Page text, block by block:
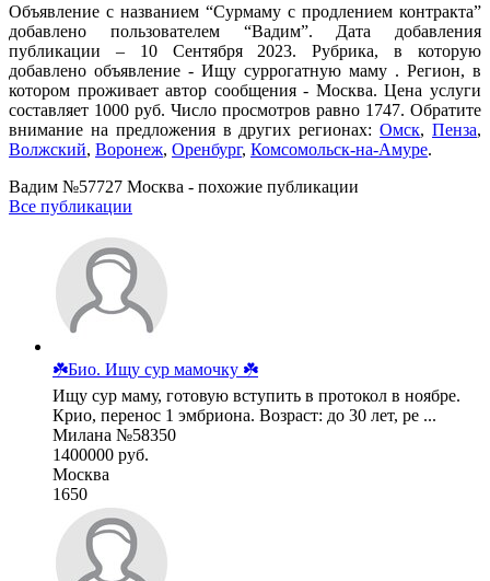
Объявление с названием “Сурмаму с продлением контракта”
добавлено пользователем “Вадим”. Дата добавления
публикации – 10 Сентября 2023. Рубрика, в которую
добавлено объявление - Ищу суррогатную маму . Регион, в
котором проживает автор сообщения - Москва. Цена услуги
составляет 1000 руб. Число просмотров равно 1747. Обратите
внимание на предложения в других регионах:Омск,Пенза,
Волжский, Воронеж, Оренбург, Комсомольск-на-Амуре.
Вадим №57727 Москва - похожие публикации
Все публикации
☘️Био. Ищу сур мамочку ☘️
Ищу сур маму, готовую вступить в протокол в ноябре.
Крио, перенос 1 эмбриона. Возраст: до 30 лет, ре ...
Милана №58350
1400000 руб.
Москва
1650